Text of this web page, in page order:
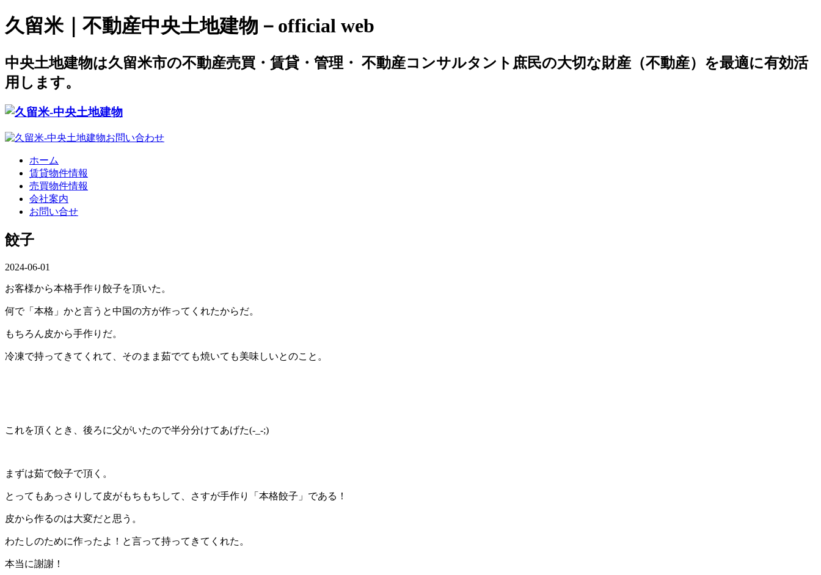
久留米｜不動産中央土地建物－official web
中央土地建物は久留米市の不動産売買・賃貸・管理・ 不動産コンサルタント庶民の大切な財産（不動産）を最適に有効活
用します。
ホーム
賃貸物件情報
売買物件情報
会社案内
お問い合せ
餃子
2024-06-01
お客様から本格手作り餃子を頂いた。
何で「本格」かと言うと中国の方が作ってくれたからだ。
もちろん皮から手作りだ。
冷凍で持ってきてくれて、そのまま茹でても焼いても美味しいとのこと。
これを頂くとき、後ろに父がいたので半分分けてあげた(-_-;)
まずは茹で餃子で頂く。
とってもあっさりして皮がもちもちして、さすが手作り「本格餃子」である！
皮から作るのは大変だと思う。
わたしのために作ったよ！と言って持ってきてくれた。
本当に謝謝！